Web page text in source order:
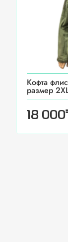
Кофта
размер
18 000